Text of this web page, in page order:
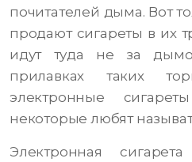
почитателей дыма. Вот
продают сигареты в их
идут туда не за
прилавках таких
электронные
некоторые любят
Электронная